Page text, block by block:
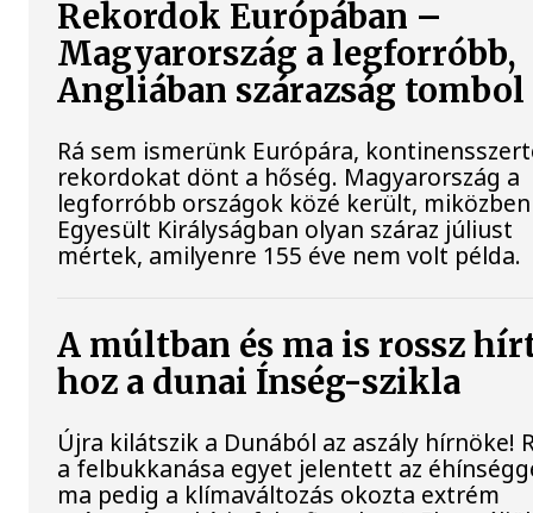
Rekordok Európában –
Magyarország a legforróbb,
Angliában szárazság tombol
Rá sem ismerünk Európára,
rekordokat dönt a hőség. Magyarország a
legforróbb országok közé került,
Egyesült Királyságban olyan száraz júliust
mértek, amilyenre 155 éve nem volt példa.
A múltban és ma is rossz
hoz a dunai Ínség-szikla
Újra kilátszik a Dunából az aszály hírnöke!
a felbukkanása egyet jelentett az
ma pedig a klímaváltozás okozta extrém